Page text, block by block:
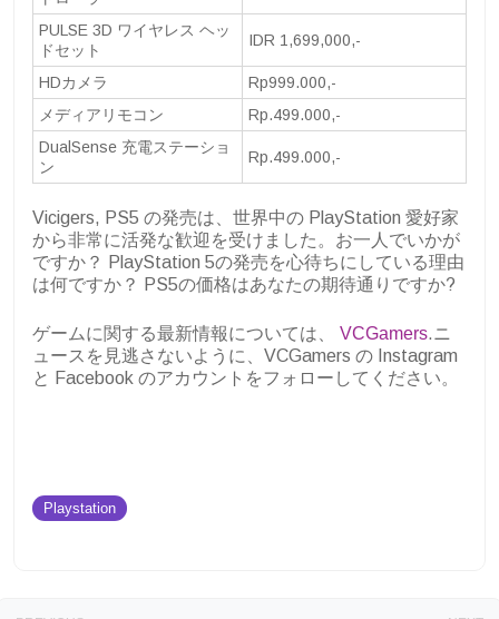
PULSE 3D ワイヤレス ヘッ
ドセット
IDR 1,699,000,-
HDカメラ
Rp999.000,-
メディアリモコン
Rp.499.000,-
DualSense 充電ステーショ
ン
Rp.499.000,-
Vicigers, PS5 の発売は、世界中の PlayStation 愛好家
から非常に活発な歓迎を受けました。お一人でいかが
ですか？ PlayStation 5の発売を心待ちにしている理由
は何ですか？ PS5の価格はあなたの期待通りですか?
ゲームに関する最新情報については、 VCGamers.ニ
ュースを見逃さないように、VCGamers の Instagram
と Facebook のアカウントをフォローしてください。
Playstation